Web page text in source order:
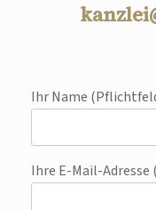
Ihr Name
Ihre E-Mail-